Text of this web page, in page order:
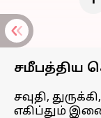
சமீபத்திய
சவுதி,
எகிப்தும்